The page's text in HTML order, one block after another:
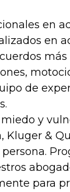
en
en
de
y
&
para